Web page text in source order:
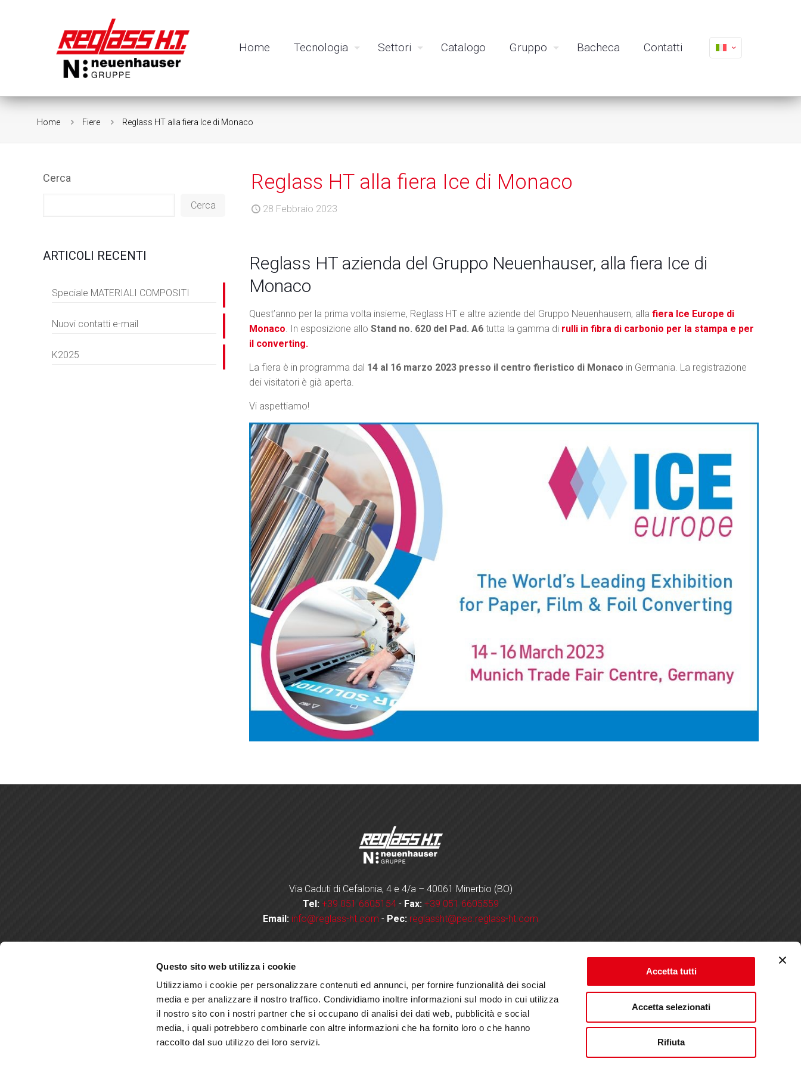
Questo sito web utilizza i cookie
Utilizziamo i cookie per personalizzare contenuti ed annunci, per fornire funzionalità dei social
media e per analizzare il nostro traffico. Condividiamo inoltre informazioni sul modo in cui utilizza
il nostro sito con i nostri partner che si occupano di analisi dei dati web, pubblicità e social
media, i quali potrebbero combinarle con altre informazioni che ha fornito loro o che hanno
raccolto dal suo utilizzo dei loro servizi.
Accetta tutti
Accetta selezionati
Rifiuta
Home Tecnologia Settori Catalogo Gruppo Bacheca Contatti
Home Fiere Reglass HT alla fiera Ice di Monaco
Reglass HT alla fiera Ice di Monaco
28 Febbraio 2023
Reglass HT azienda del Gruppo Neuenhauser, alla fiera Ice di
Monaco
Quest’anno per la prima volta insieme, Reglass HT e altre aziende del Gruppo Neuenhausern, alla fiera Ice Europe di
Monaco. In esposizione allo Stand no. 620 del Pad. A6tutta la gamma di rulli in fibra di carbonio per la stampa e per
il converting.
La fiera è in programma dal 14 al 16 marzo 2023 presso il centro fieristico di Monaco in Germania. La registrazione
dei visitatori è già aperta.
Vi aspettiamo!
Cerca
Cerca
ARTICOLI RECENTI
Speciale MATERIALI COMPOSITI
Nuovi contatti e-mail
K2025
Via Caduti di Cefalonia, 4 e 4/a – 40061 Minerbio (BO)
Tel: +39 051 6605154- Fax: +39 051 6605559
Email: info@reglass-ht.com - Pec: reglassht@pec.reglass-ht.com